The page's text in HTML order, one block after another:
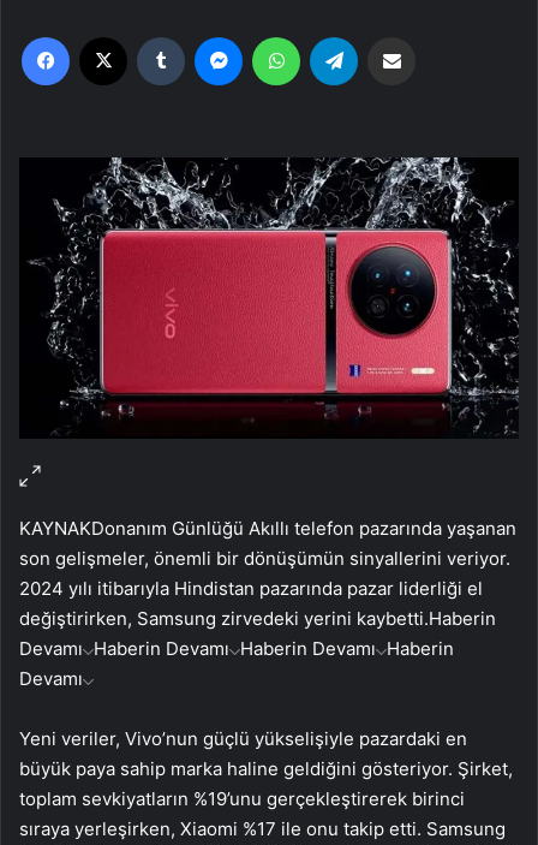
Facebook Tumblr MessengerWhatsApp
KAYNAKDonanım Günlüğü Akıllı telefon pazarında yaşanan
son gelişmeler, önemli bir dönüşümün sinyallerini veriyor.
2024 yılı itibarıyla Hindistan pazarında pazar liderliği el
değiştirirken, Samsung zirvedeki yerini kaybetti.Haberin
Devamı Haberin Devamı Haberin Devamı Haberin
Devamı
Yeni veriler, Vivo’nun güçlü yükselişiyle pazardaki en
büyük paya sahip marka haline geldiğini gösteriyor. Şirket,
toplam sevkiyatların %19’unu gerçekleştirerek birinci
sıraya yerleşirken, Xiaomi %17 ile onu takip etti. Samsung